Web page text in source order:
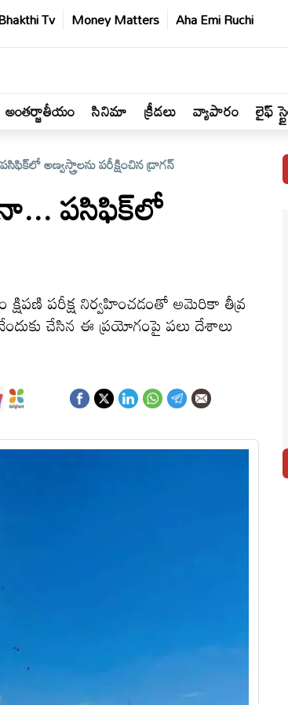
Tv Money Matters Aha Emi Ruchi
అంతర్జాతీయం సినిమా క్రీడలు వ్యాపారం లైఫ్
అణ్వస్త్రాలను పరీక్షించిన డ్రాగన్‌
పసిఫిక్‌లో
పరీక్ష నిర్వహించడంతో అమెరికా తీవ్ర
చేసిన ఈ ప్రయోగంపై పలు దేశాలు